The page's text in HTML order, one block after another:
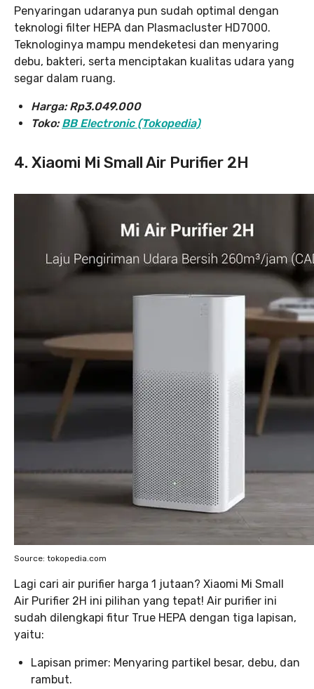
Penyaringan udaranya pun sudah optimal dengan
teknologi filter HEPA dan Plasmacluster HD7000.
Teknologinya mampu mendeketesi dan menyaring
debu, bakteri, serta menciptakan kualitas udara yang
segar dalam ruang.
Harga: Rp3.049.000
Toko:BB Electronic (Tokopedia)
4. Xiaomi Mi Small Air Purifier 2H
Source: tokopedia.com
Lagi cari air purifier harga 1 jutaan? Xiaomi Mi Small
Air Purifier 2H ini pilihan yang tepat! Air purifier ini
sudah dilengkapi fitur True HEPA dengan tiga lapisan,
yaitu:
Lapisan primer: Menyaring partikel besar, debu, dan
rambut.